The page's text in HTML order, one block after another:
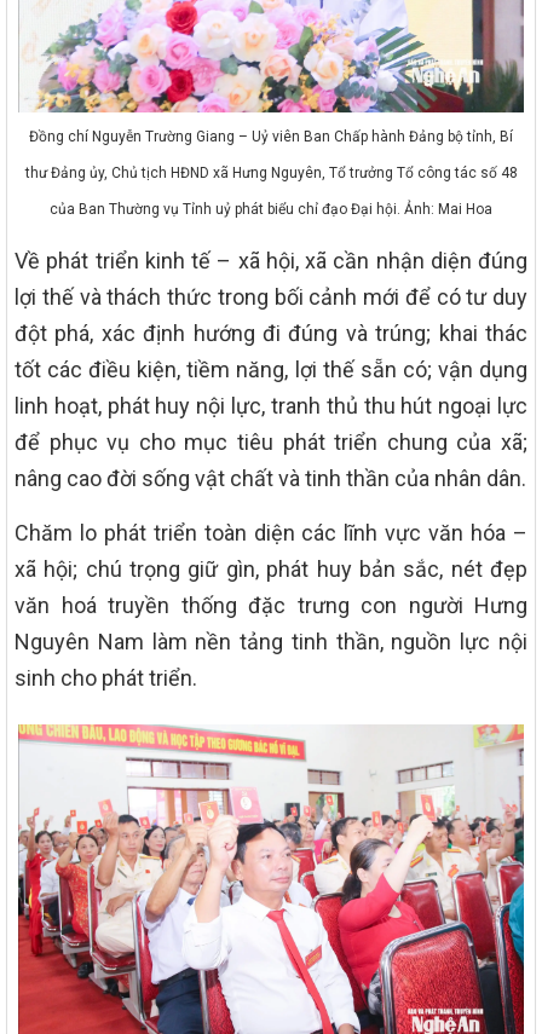
Đồng chí Nguyễn Trường Giang – Uỷ viên Ban Chấp hành Đảng bộ tỉnh, Bí
thư Đảng ủy, Chủ tịch HĐND xã Hưng Nguyên, Tổ trưởng Tổ công tác số 48
của Ban Thường vụ Tỉnh uỷ phát biểu chỉ đạo Đại hội. Ảnh: Mai Hoa
Về phát triển kinh tế – xã hội, xã cần nhận diện đúng
lợi thế và thách thức trong bối cảnh mới để có tư duy
đột phá, xác định hướng đi đúng và trúng; khai thác
tốt các điều kiện, tiềm năng, lợi thế sẵn có; vận dụng
linh hoạt, phát huy nội lực, tranh thủ thu hút ngoại lực
để phục vụ cho mục tiêu phát triển chung của xã;
nâng cao đời sống vật chất và tinh thần của nhân dân.
Chăm lo phát triển toàn diện các lĩnh vực văn hóa –
xã hội; chú trọng giữ gìn, phát huy bản sắc, nét đẹp
văn hoá truyền thống đặc trưng con người Hưng
Nguyên Nam làm nền tảng tinh thần, nguồn lực nội
sinh cho phát triển.